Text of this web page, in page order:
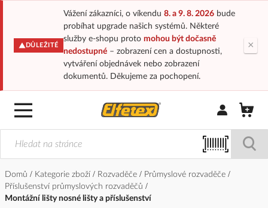
DŮLEŽITÉ
Vážení zákazníci, o víkendu 8. a 9. 8. 2026bude
probíhat upgrade našich systémů. Některé
služby e-shopu proto mohou být dočasně
nedostupné– zobrazení cen a dostupnosti,
vytváření objednávek nebo zobrazení
dokumentů. Děkujeme za pochopení.
×
Přihlásit/
Domů Kategorie zboží Rozvaděče
Průmyslové rozvaděče
Příslušenství průmyslových rozvaděčů
Montážní lišty nosné lišty a příslušenství